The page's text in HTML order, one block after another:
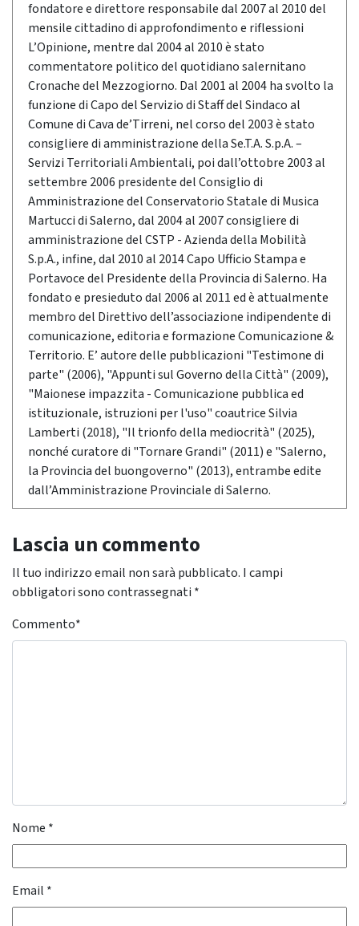
fondatore e direttore responsabile dal 2007 al 2010 del
mensile cittadino di approfondimento e riflessioni
L’Opinione, mentre dal 2004 al 2010 è stato
commentatore politico del quotidiano salernitano
Cronache del Mezzogiorno. Dal 2001 al 2004 ha svolto la
funzione di Capo del Servizio di Staff del Sindaco al
Comune di Cava de’Tirreni, nel corso del 2003 è stato
consigliere di amministrazione della Se.T.A. S.p.A. –
Servizi Territoriali Ambientali, poi dall’ottobre 2003 al
settembre 2006 presidente del Consiglio di
Amministrazione del Conservatorio Statale di Musica
Martucci di Salerno, dal 2004 al 2007 consigliere di
amministrazione del CSTP - Azienda della Mobilità
S.p.A., infine, dal 2010 al 2014 Capo Ufficio Stampa e
Portavoce del Presidente della Provincia di Salerno. Ha
fondato e presieduto dal 2006 al 2011 ed è attualmente
membro del Direttivo dell’associazione indipendente di
comunicazione, editoria e formazione Comunicazione &
Territorio. E’ autore delle pubblicazioni "Testimone di
parte" (2006), "Appunti sul Governo della Città" (2009),
"Maionese impazzita - Comunicazione pubblica ed
istituzionale, istruzioni per l'uso" coautrice Silvia
Lamberti (2018), "Il trionfo della mediocrità" (2025),
nonché curatore di "Tornare Grandi" (2011) e "Salerno,
la Provincia del buongoverno" (2013), entrambe edite
dall’Amministrazione Provinciale di Salerno.
Lascia un commento
Il tuo indirizzo email non sarà pubblicato. I campi
obbligatori sono contrassegnati *
Commento*
Nome *
Email *